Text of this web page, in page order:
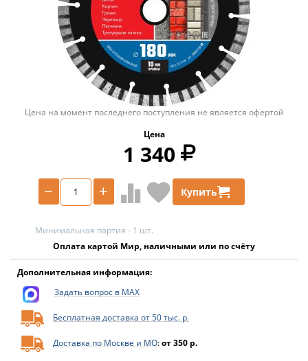
Цена на момент последнего поступления не является офертой
Цена
1 340
+
− Купить
Минимальная партия - 1 шт.
Оплата картой Мир, наличными или по счёту
Дополнительная информация:
Задать вопрос в MAX
Бесплатная доставка от 50 тыс. р.
Доставка по Москве и МО:от 350 р.